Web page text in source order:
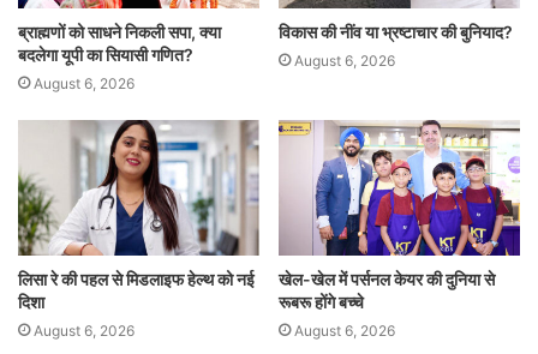
ब्राह्मणों को साधने निकली सपा, क्या
बदलेगा यूपी का सियासी गणित?
August 6, 2026
विकास की नींव या भ्रष्टाचार की बुनियाद?
August 6, 2026
लिसा रे की पहल से मिडलाइफ हेल्थ को नई
दिशा
August 6, 2026
खेल-खेल में पर्सनल केयर की दुनिया से
रूबरू होंगे बच्चे
August 6, 2026